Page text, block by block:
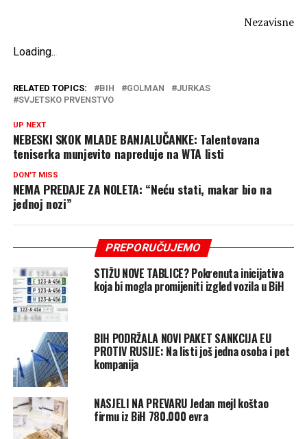
Nezavisne
Loading..
RELATED TOPICS: BIH GOLMAN
JURKAS
SVJETSKO PRVENSTVO
UP NEXT
NEBESKI SKOK MLADE BANJALUČANKE: Talentovana
teniserka munjevito napreduje na WTA listi
DON'T MISS
NEMA PREDAJE ZA NOLETA: “Neću stati, makar bio na
jednoj nozi”
PREPORUČUJEMO
STIŽU NOVE TABLICE? Pokrenuta inicijativa
koja bi mogla promijeniti izgled vozila u BiH
BIH PODRŽALA NOVI PAKET SANKCIJA EU
PROTIV RUSIJE: Na listi još jedna osoba i pet
kompanija
NASJELI NA PREVARU Jedan mejl koštao
firmu iz BiH 780.000 evra